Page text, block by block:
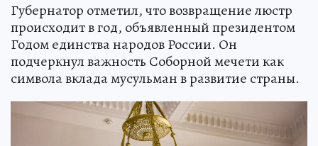
Губернатор отметил, что возвращение люстр
происходит в год, объявленный президентом
Годом единства народов России. Он
подчеркнул важность Соборной мечети как
символа вклада мусульман в развитие страны.